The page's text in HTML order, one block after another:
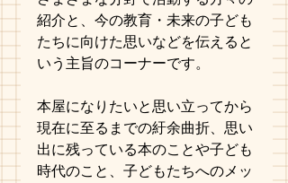
紹介と、今の教育・未来の子ども
たちに向けた思いなどを伝えると
いう主旨のコーナーです。
本屋になりたいと思い立ってから
現在に至るまでの紆余曲折、思い
出に残っている本のことや子ども
時代のこと、子どもたちへのメッ